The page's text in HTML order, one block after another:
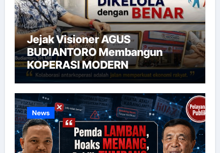
Jejak Visioner AGUS
BUDIANTORO Membangun
KOPERASI MODERN
News